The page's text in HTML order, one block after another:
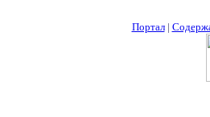
Портал|